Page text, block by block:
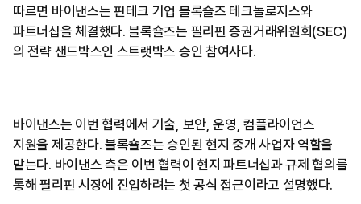
따르면 바이낸스는 핀테크 기업 블록숄즈 테크놀로지스와
파트너십을 체결했다. 블록숄즈는 필리핀 증권거래위원회(SEC)
의 전략 샌드박스인 스트랫박스 승인 참여사다.
바이낸스는 이번 협력에서 기술, 보안, 운영, 컴플라이언스
지원을 제공한다. 블록숄즈는 승인된 현지 중개 사업자 역할을
맡는다. 바이낸스 측은 이번 협력이 현지 파트너십과 규제 협의를
통해 필리핀 시장에 진입하려는 첫 공식 접근이라고 설명했다.